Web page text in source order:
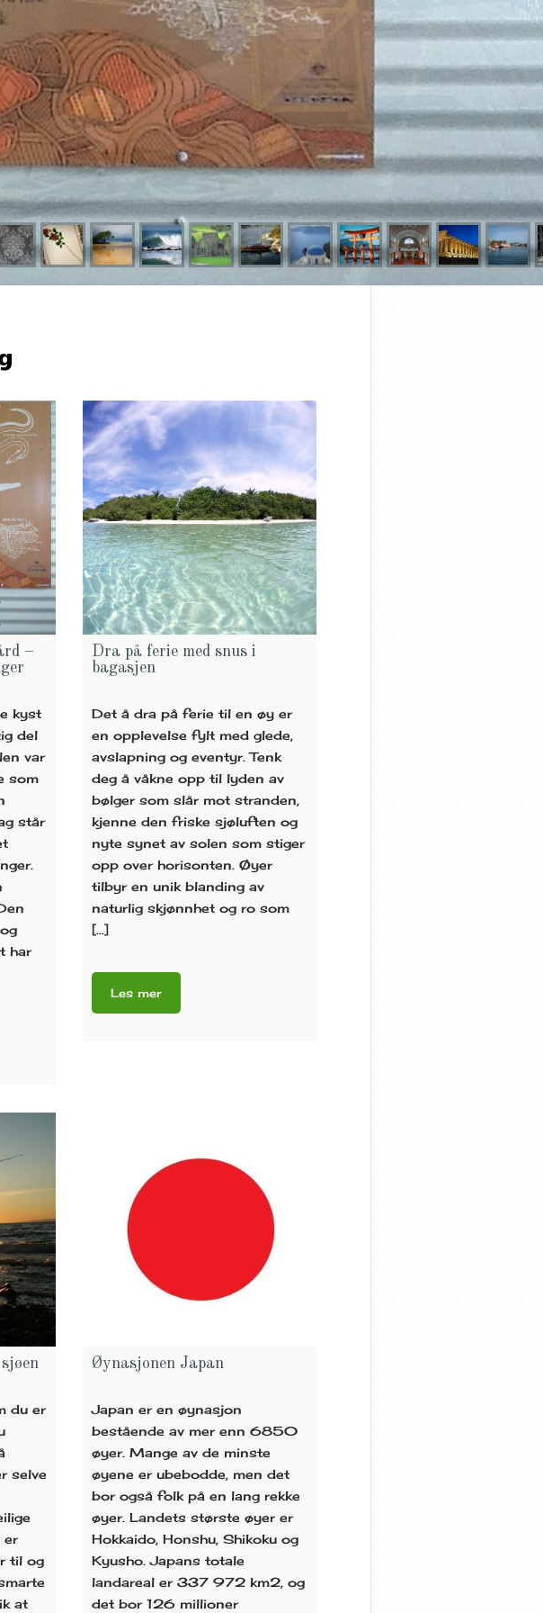
–
kyst
del
var
som
står
har
Dra på ferie med snus i
bagasjen
Det å dra på ferie til en øy er
en opplevelse fylt med glede,
avslapning og eventyr. Tenk
deg å våkne opp til lyden av
bølger som slår mot stranden,
kjenne den friske sjøluften og
nyte synet av solen som stiger
opp over horisonten. Øyer
tilbyr en unik blanding av
naturlig skjønnhet og ro som
[…]
du er
selve
er
til og
at
Øynasjonen Japan
Japan er en øynasjon
bestående av mer enn 6850
øyer. Mange av de minste
øyene er ubebodde, men det
bor også folk på en lang rekke
øyer. Landets største øyer er
Hokkaido, Honshu, Shikoku og
Kyusho. Japans totale
landareal er 337 972 km2, og
det bor 126 millioner